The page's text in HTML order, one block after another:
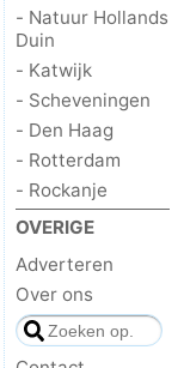
- Natuur Hollands
Duin
- Katwijk
- Scheveningen
- Den Haag
- Rotterdam
- Rockanje
OVERIGE
Adverteren
Over ons